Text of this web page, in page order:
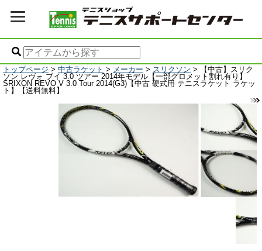
トップページ > 中古ラケット > メーカー > スリクソン > 【中古】スリク
ソン レヴォ ブイ 3.0 ツアー 2014年モデル【一部グロメット割れ有り】
SRIXON REVO V 3.0 Tour 2014(G3)【中古 硬式用 テニスラケット ラケッ
ト】【送料無料】